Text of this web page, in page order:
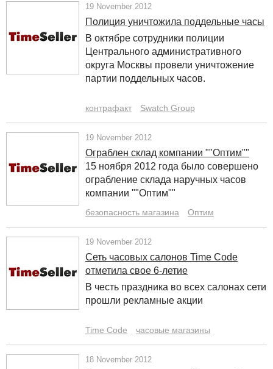
19 November 2012
Полиция уничтожила поддельные часы
В октябре сотрудники полиции
Центрального административного
округа Москвы провели уничтожение
партии поддельных часов.
контрафакт Swatch Group
19 November 2012
Ограблен склад компании ""Оптим""
15 ноября 2012 года было совершено
ограбление склада наручных часов
компании ""Оптим""
безопасность магазина Оптим
19 November 2012
Сеть часовых салонов Time Code
отметила свое 6-летие
В честь праздника во всех салонах сети
прошли рекламные акции
Time Code часовые магазины
18 November 2012